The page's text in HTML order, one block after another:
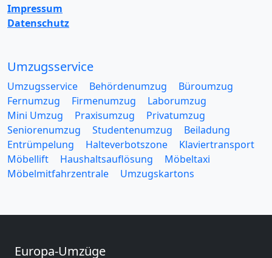
Impressum
Datenschutz
Umzugsservice
Umzugsservice Behördenumzug
Büroumzug
Fernumzug
Firmenumzug
Laborumzug
Mini Umzug
Praxisumzug
Privatumzug
Seniorenumzug
Studentenumzug
Beiladung
Entrümpelung
Halteverbotszone
Klaviertransport
Möbellift
Haushaltsauflösung
Möbeltaxi
Möbelmitfahrzentrale
Umzugskartons
Europa-Umzüge